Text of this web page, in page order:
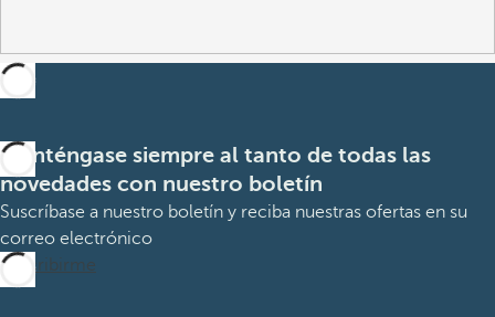
Manténgase siempre al tanto de todas las
novedades con nuestro boletín
Suscríbase a nuestro boletín y reciba nuestras ofertas en su
correo electrónico
Suscribirme